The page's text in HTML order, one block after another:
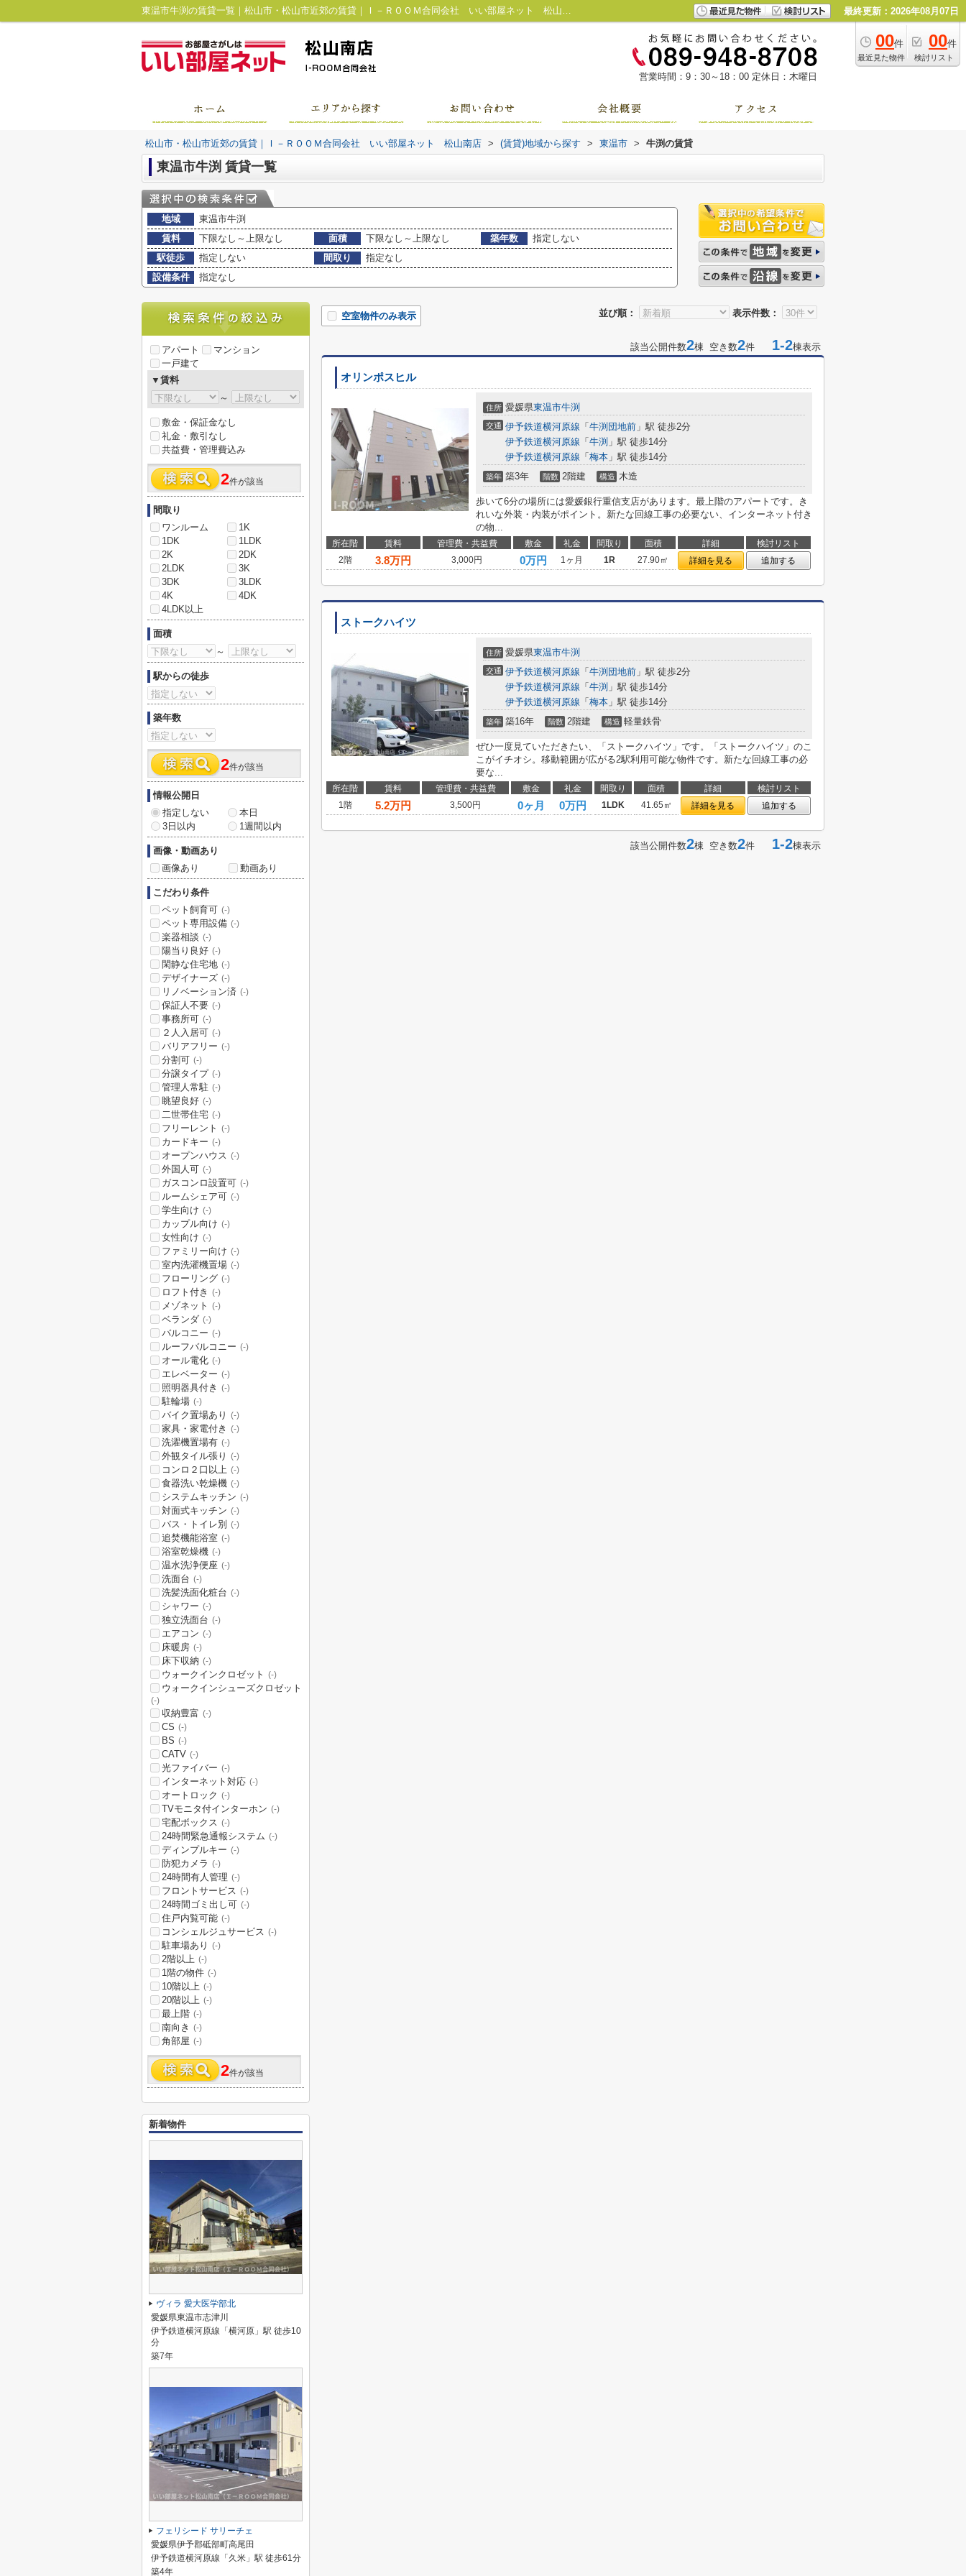
東温市牛渕の賃貸一覧｜松山市・松山市近郊の賃貸｜Ｉ－ＲＯＯＭ合同会社 いい部屋ネット 松山南店 最終更新：2026年08月07日
00件
最近見た物件
00件
検討リスト
営業時間：9：30～18：00 定休日：木曜日
松山市・松山市近郊の賃貸｜Ｉ－ＲＯＯＭ合同会社 いい部屋ネット 松山南店 > (賃貸)地域から探す > 東温市 > 牛渕の賃貸
東温市牛渕 賃貸一覧
地域
東温市牛渕
賃料
下限なし～上限なし 面積 下限なし～上限なし 築年数
指定しない
駅徒歩
指定しない 間取り
指定なし
設備条件
指定なし
並び順： 表示件数：
空室物件のみ表示
該当公開件数2棟 空き数2件 1-2棟表示
オリンポスヒル
住所 愛媛県東温市牛渕
交通 伊予鉄道横河原線 「 牛渕団地前 」駅 徒歩2分
伊予鉄道横河原線 「 牛渕 」駅 徒歩14分
伊予鉄道横河原線 「 梅本 」駅 徒歩14分
築年 築3年 階数 2階建 構造 木造
歩いて6分の場所には愛媛銀行重信支店があります。最上階のアパートです。き
れいな外装・内装がポイント。新たな回線工事の必要ない、インターネット付き
の物...
所在階 賃料 管理費・共益費 敷金 礼金 間取り 面積 詳細
検討リスト
2階
3.8万円 3,000円 0万円 1ヶ月 1R 27.90㎡ 詳細を見る 追加する
ストークハイツ
住所 愛媛県東温市牛渕
交通 伊予鉄道横河原線 「 牛渕団地前 」駅 徒歩2分
伊予鉄道横河原線 「 牛渕 」駅 徒歩14分
伊予鉄道横河原線 「 梅本 」駅 徒歩14分
築年 築16年 階数 2階建 構造 軽量鉄骨
ぜひ一度見ていただきたい、「ストークハイツ」です。「ストークハイツ」のこ
こがイチオシ。移動範囲が広がる2駅利用可能な物件です。新たな回線工事の必
要な...
所在階 賃料 管理費・共益費 敷金 礼金 間取り 面積 詳細
検討リスト
1階
5.2万円 3,500円 0ヶ月 0万円 1LDK 41.65㎡ 詳細を見る 追加する
該当公開件数2棟 空き数2件 1-2棟表示
アパート
マンション
一戸建て
▼賃料
～
敷金・保証金なし
礼金・敷引なし
共益費・管理費込み
2件が該当
間取り
ワンルーム
1K
1DK
1LDK
2K
2DK
2LDK
3K
3DK
3LDK
4K
4DK
4LDK以上
面積
～
駅からの徒歩
築年数
2件が該当
情報公開日
指定しない
本日
3日以内
1週間以内
画像・動画あり
画像あり
動画あり
こだわり条件
ペット飼育可 (-)
ペット専用設備 (-)
楽器相談 (-)
陽当り良好 (-)
閑静な住宅地 (-)
デザイナーズ (-)
リノベーション済 (-)
保証人不要 (-)
事務所可 (-)
２人入居可 (-)
バリアフリー (-)
分割可 (-)
分譲タイプ (-)
管理人常駐 (-)
眺望良好 (-)
二世帯住宅 (-)
フリーレント (-)
カードキー (-)
オープンハウス (-)
外国人可 (-)
ガスコンロ設置可 (-)
ルームシェア可 (-)
学生向け (-)
カップル向け (-)
女性向け (-)
ファミリー向け (-)
室内洗濯機置場 (-)
フローリング (-)
ロフト付き (-)
メゾネット (-)
ベランダ (-)
バルコニー (-)
ルーフバルコニー (-)
オール電化 (-)
エレベーター (-)
照明器具付き (-)
駐輪場 (-)
バイク置場あり (-)
家具・家電付き (-)
洗濯機置場有 (-)
外観タイル張り (-)
コンロ２口以上 (-)
食器洗い乾燥機 (-)
システムキッチン (-)
対面式キッチン (-)
バス・トイレ別 (-)
追焚機能浴室 (-)
浴室乾燥機 (-)
温水洗浄便座 (-)
洗面台 (-)
洗髪洗面化粧台 (-)
シャワー (-)
独立洗面台 (-)
エアコン (-)
床暖房 (-)
床下収納 (-)
ウォークインクロゼット (-)
ウォークインシューズクロゼット
(-)
収納豊富 (-)
CS (-)
BS (-)
CATV (-)
光ファイバー (-)
インターネット対応 (-)
オートロック (-)
TVモニタ付インターホン (-)
宅配ボックス (-)
24時間緊急通報システム (-)
ディンプルキー (-)
防犯カメラ (-)
24時間有人管理 (-)
フロントサービス (-)
24時間ゴミ出し可 (-)
住戸内覧可能 (-)
コンシェルジュサービス (-)
駐車場あり (-)
2階以上 (-)
1階の物件 (-)
10階以上 (-)
20階以上 (-)
最上階 (-)
南向き (-)
角部屋 (-)
2件が該当
新着物件
ヴィラ 愛大医学部北
愛媛県東温市志津川
伊予鉄道横河原線「横河原」駅 徒歩10
分
築7年
フェリシード サリーチェ
愛媛県伊予郡砥部町高尾田
伊予鉄道横河原線「久米」駅 徒歩61分
築4年